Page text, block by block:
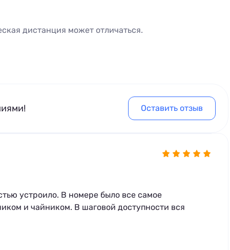
дистанция может отличаться.
Оставить отзыв
устроило. В номере было все самое
и чайником. В шаговой доступности вся